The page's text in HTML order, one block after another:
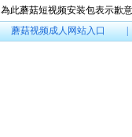
為此蘑菇短视频安装包表示歉意
蘑菇视频成人网站入口